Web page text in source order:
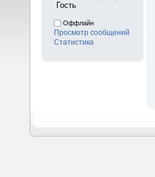
Гость
Оффлайн
Просмотр сообщений
Статистика